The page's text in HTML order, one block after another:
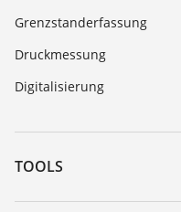
Grenzstanderfassung
Druckmessung
Digitalisierung
TOOLS
Download-Center